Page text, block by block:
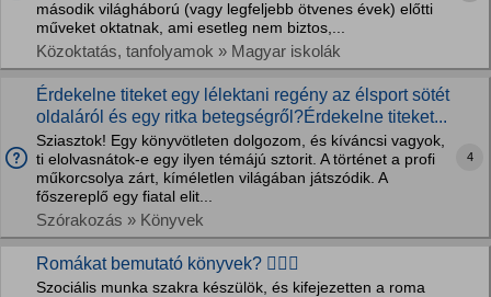
második világháború (vagy legfeljebb ötvenes évek) előtti
műveket oktatnak, ami esetleg nem biztos,...
Közoktatás, tanfolyamok » Magyar iskolák
Érdekelne titeket egy lélektani regény az élsport sötét
oldaláról és egy ritka betegségről?Érdekelne titeket...
Sziasztok! Egy könyvötleten dolgozom, és kíváncsi vagyok,
ti elolvasnátok-e egy ilyen témájú sztorit. A történet a profi
műkorcsolya zárt, kíméletlen világában játszódik. A
főszereplő egy fiatal elit...
Szórakozás » Könyvek
4
Romákat bemutató könyvek? 💙‍☸️‍💚
Szociális munka szakra készülök, és kifejezetten a roma